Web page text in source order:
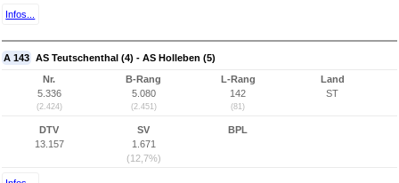
Infos...
A 143 AS Teutschenthal (4) - AS Holleben (5)
Nr.
5.336
(2.424)
B-Rang
5.080
(2.451)
L-Rang
142
(81)
Land
ST
DTV
13.157
SV
1.671
(12,7%)
BPL